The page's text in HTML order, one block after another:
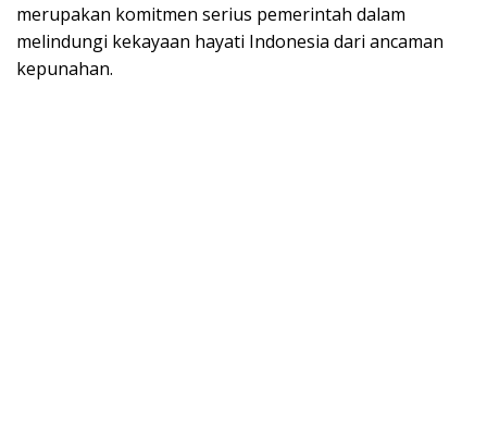
merupakan komitmen serius pemerintah dalam
melindungi kekayaan hayati Indonesia dari ancaman
kepunahan.